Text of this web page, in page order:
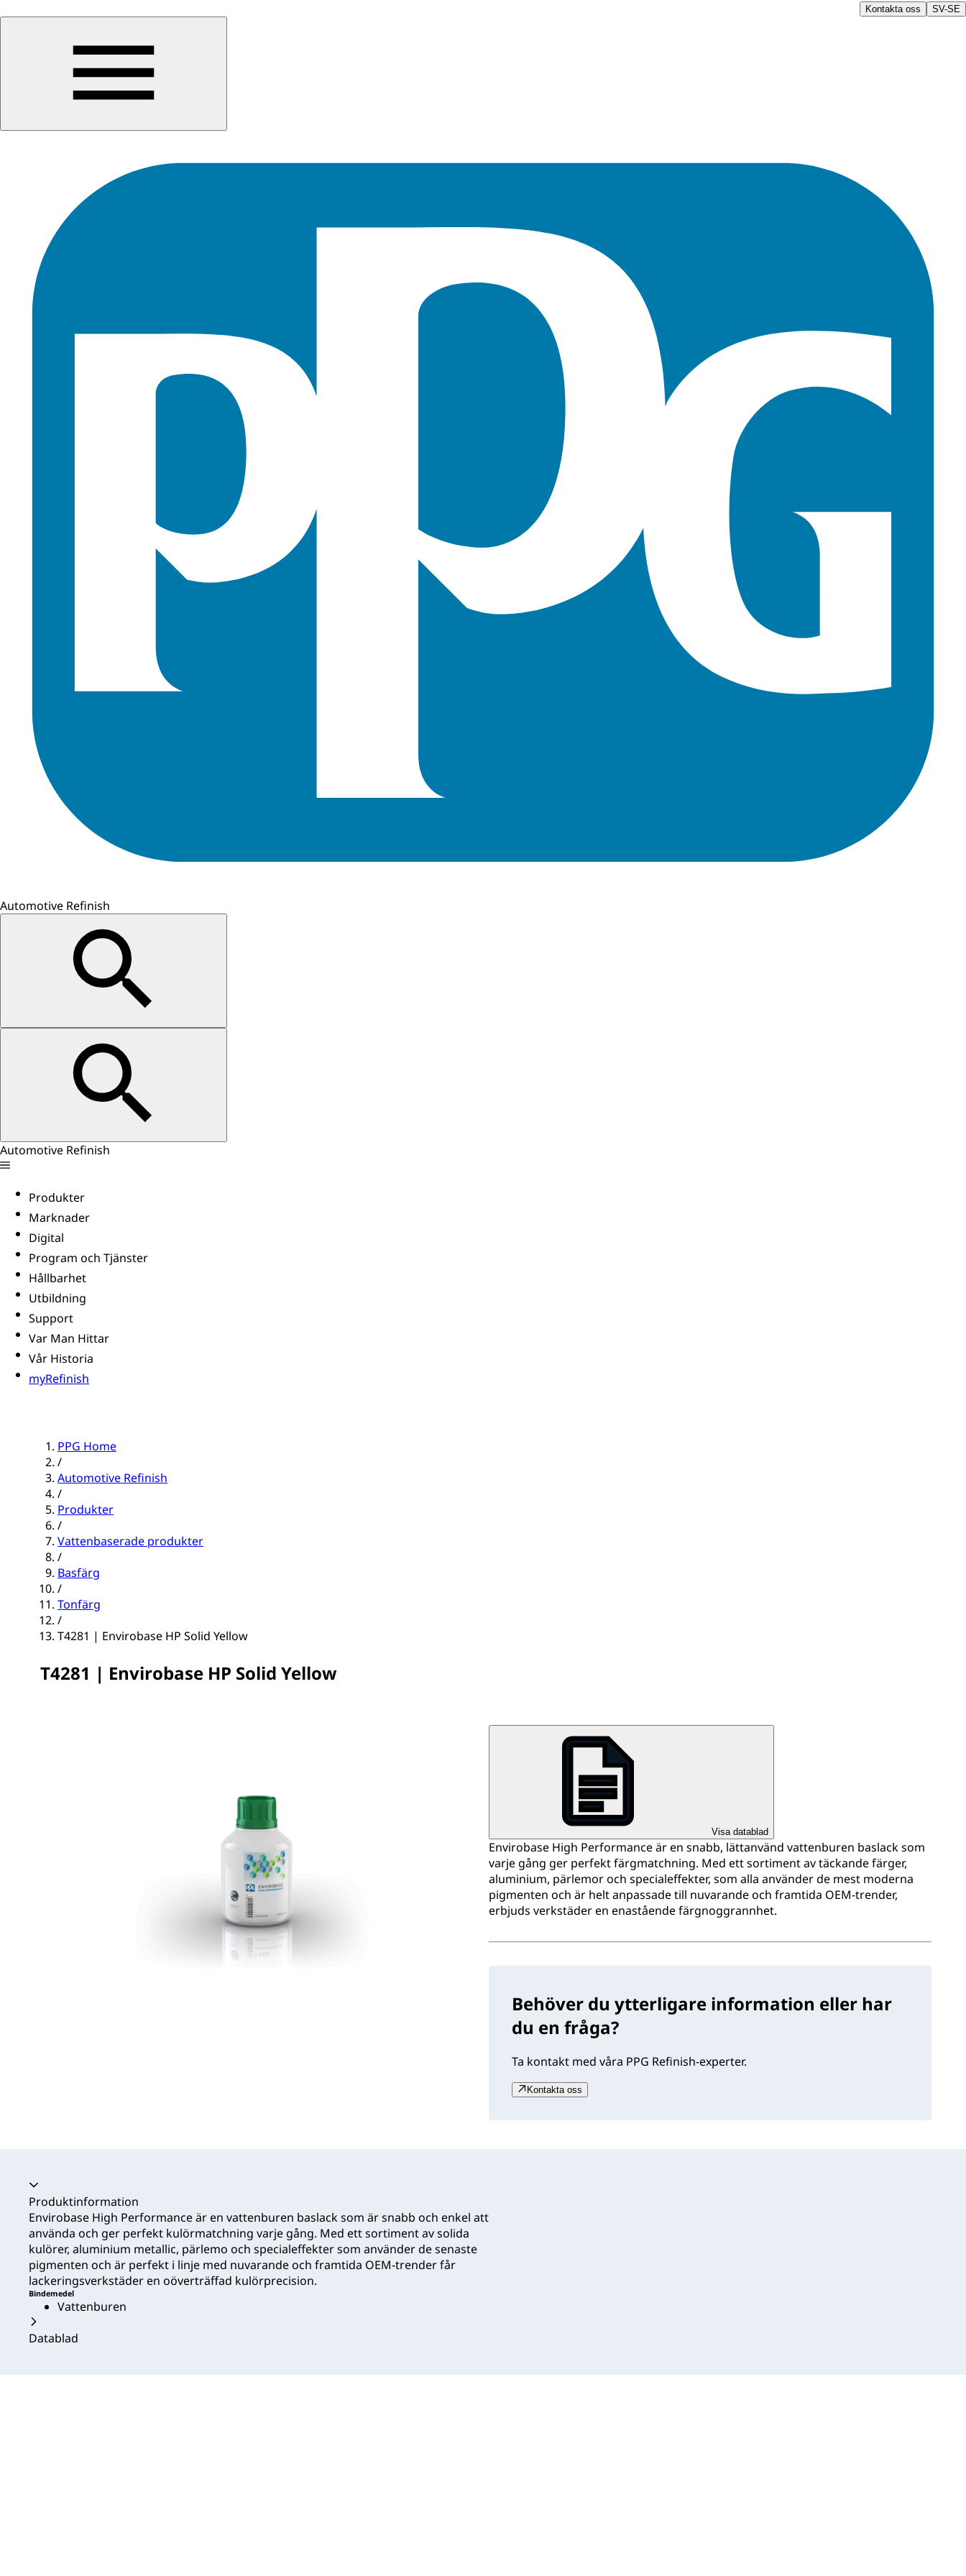
Kontakta oss SV-SE
Automotive Refinish
Automotive Refinish
Produkter
Marknader
Digital
Program och Tjänster
Hållbarhet
Utbildning
Support
Var Man Hittar
Vår Historia
myRefinish
PPG Home
/
Automotive Refinish
/
Produkter
/
Vattenbaserade produkter
/
Basfärg
/
Tonfärg
/
T4281 | Envirobase HP Solid Yellow
T4281 | Envirobase HP Solid Yellow
Visa datablad
Envirobase High Performance är en snabb, lättanvänd vattenburen baslack som
varje gång ger perfekt färgmatchning. Med ett sortiment av täckande färger,
aluminium, pärlemor och specialeffekter, som alla använder de mest moderna
pigmenten och är helt anpassade till nuvarande och framtida OEM-trender,
erbjuds verkstäder en enastående färgnoggrannhet.
Behöver du ytterligare information eller har
du en fråga?
Ta kontakt med våra PPG Refinish-experter.
Kontakta oss
Produktinformation
Envirobase High Performance är en vattenburen baslack som är snabb och enkel att
använda och ger perfekt kulörmatchning varje gång. Med ett sortiment av solida
kulörer, aluminium metallic, pärlemo och specialeffekter som använder de senaste
pigmenten och är perfekt i linje med nuvarande och framtida OEM-trender får
lackeringsverkstäder en oöverträffad kulörprecision.
Bindemedel
Vattenburen
Datablad